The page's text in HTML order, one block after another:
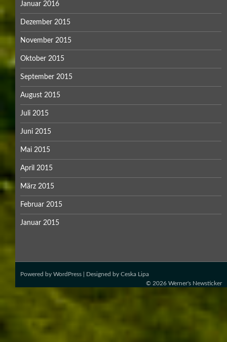
Januar 2016
Dezember 2015
November 2015
Oktober 2015
September 2015
August 2015
Juli 2015
Juni 2015
Mai 2015
April 2015
März 2015
Februar 2015
Januar 2015
Powered by WordPress | Designed by Ceska Lipa
© 2026 Werner's Newsticker